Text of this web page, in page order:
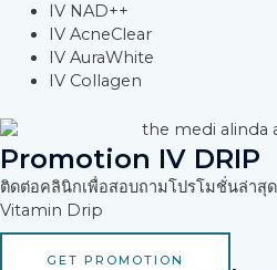
IV NAD++
IV AcneClear
IV AuraWhite
IV Collagen
Promotion IV DRIP
ติดต่อคลินิกเพื่อสอบถามโปรโมชั่นล่าสุ
Vitamin Drip
GET PROMOTION